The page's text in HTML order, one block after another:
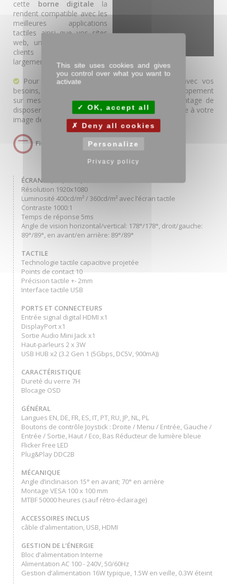
cette borne digitale la
rendent compatible avec les
meilleures applications
tactiles ainsi que vos sites
web, une qualité que vos
clients apprécieront
largement.
Pour que votre application cadre au mieux avec vos
besoins, nous vous proposons un service de développement
sur mesure. Ce modèle présente également l’avantage de
disposer d’une grande surface personnalisable dédiée à votre
image de marque.
ÉCRAN 21,5’’ (55cm) IIYAMA 2255
Résolution 1920x1080
Luminosité 400cd/m² / 360cd/m² avec l’écran tactile
Contraste 1000:1
Temps de réponse 5ms
Angle de vision horizontal/vertical: 178°/178°, droit/gauche:
89°/89°, en avant/en arrière: 89°/89°
TACTILE
Technologie tactile capacitive projetée
Points de contact 10
Précision tactile +- 2mm
Interface tactile USB
PORTS ET CONNECTEURS
Entrée signal digital HDMI x1
DisplayPort x1
Sortie Audio Mini Jack x1
Haut-parleurs 2 x 3W
USB HUB x2 (3.2 Gen 1 (5Gbps, DC5V, 900mA))
CARACTÉRISTIQUE
Dureté du verre 7H
Blocage OSD
GÉNÉRAL
Langues EN, DE, FR, ES, IT, PT, RU, JP, NL, PL
Boutons de contrôle Joystick : Droite / Menu / Entrée, Gauche /
Entrée / Sortie, Haut / Eco, Bas Réducteur de lumière bleue
Flicker Free LED
Plug&Play DDC2B
MÉCANIQUE
Angle d’inclinaison 15° en avant; 70° en arrière
Montage VESA 100 x 100 mm
MTBF 50000 heures (sauf rétro-éclairage)
ACCESSOIRES INCLUS
câble d’alimentation, USB, HDMI
GESTION DE L’ÉNERGIE
Bloc d’alimentation Interne
Alimentation AC 100 - 240V, 50/60Hz
Gestion d’alimentation 16W typique, 1.5W en veille, 0.3W éteint
This site uses cookies and gives
you control over what you want to
activate
OK, accept all
Deny all cookies
Personalize
Privacy policy